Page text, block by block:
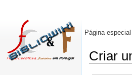
Criar
Página especial